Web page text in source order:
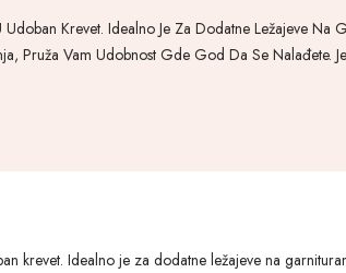
Krevet. Idealno Je Za Dodatne Ležajeve Na
Pruža Vam Udobnost Gde God Da Se Nalađete.
krevet. Idealno je za dodatne ležajeve na